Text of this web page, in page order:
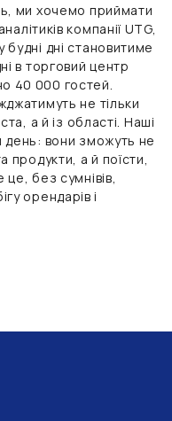
ми хочемо приймати
аналітиків компанії UTG,
будні дні становитиме
в торговий центр
40 000 гостей.
не тільки
а й із області. Наші
день: вони зможуть не
продукти, а й поїсти,
без сумнівів,
орендарів і